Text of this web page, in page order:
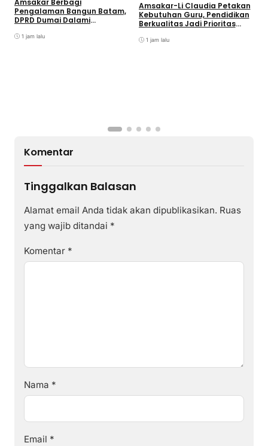
Amsakar Berbagi
Pengalaman Bangun Batam,
DPRD Dumai Dalami
1 jam lalu
Amsakar-Li Claudia Petakan
Kebutuhan Guru, Pendidikan
Berkualitas Jadi Prioritas
1 jam lalu
Komentar
Tinggalkan Balasan
Alamat email Anda tidak akan dipublikasikan. Ruas
yang wajib ditandai *
Komentar *
Nama *
Email *